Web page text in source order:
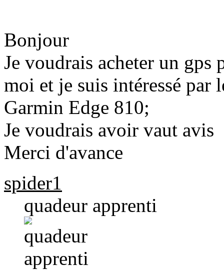
Bonjour
Je voudrais acheter un gps
moi et je suis intéressé par
Garmin Edge 810;
Je voudrais avoir vaut avis
Merci d'avance
spider1
quadeur apprenti